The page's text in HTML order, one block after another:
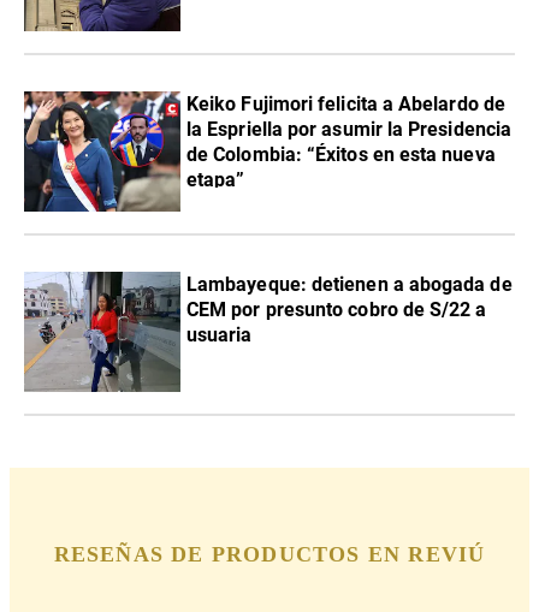
Keiko Fujimori felicita a Abelardo de
la Espriella por asumir la Presidencia
de Colombia: “Éxitos en esta nueva
etapa”
Lambayeque: detienen a abogada de
CEM por presunto cobro de S/22 a
usuaria